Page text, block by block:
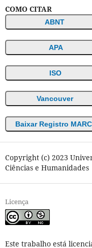
COMO CITAR
ABNT
APA
ISO
Vancouver
Baixar Registro MARC
Copyright (c) 2023
Ciências e Humanidades
Licença
Este trabalho está